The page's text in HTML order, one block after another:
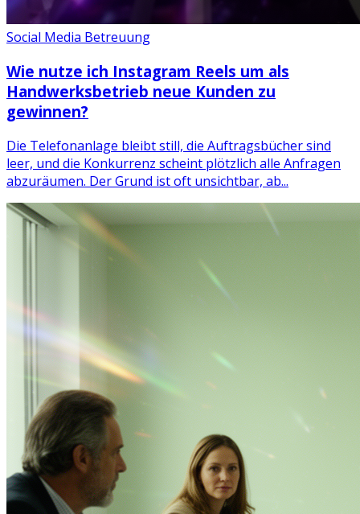
Social Media Betreuung
Wie nutze ich Instagram Reels um als
Handwerksbetrieb neue Kunden zu
gewinnen?
Die Telefonanlage bleibt still, die Auftragsbücher sind
leer, und die Konkurrenz scheint plötzlich alle Anfragen
abzuräumen. Der Grund ist oft unsichtbar, ab...